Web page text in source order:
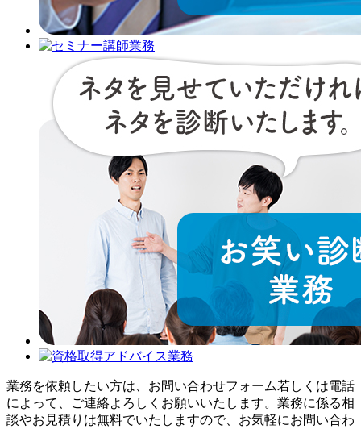
業務を依頼したい方は、お問い合わせフォーム若しくは電話
によって、ご連絡よろしくお願いいたします。業務に係る相
談やお見積りは無料でいたしますので、お気軽にお問い合わ